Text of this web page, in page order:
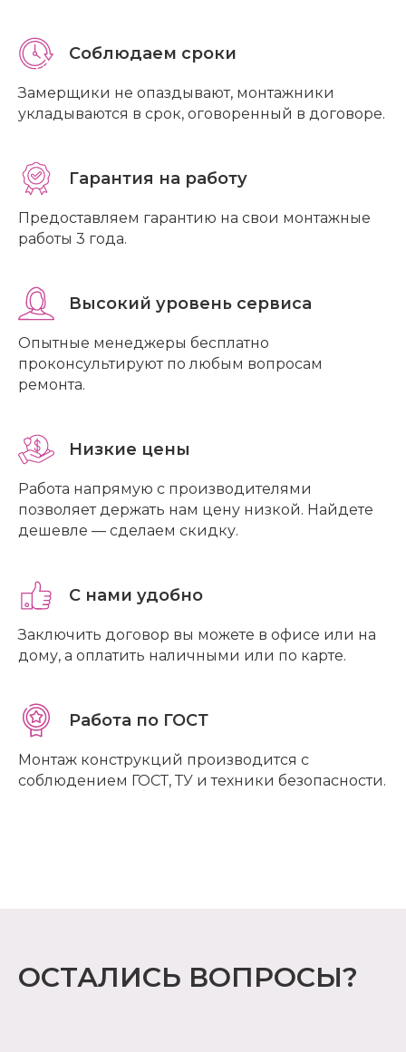
Соблюдаем сроки
Замерщики не опаздывают, монтажники
укладываются в срок, оговоренный в договоре.
Гарантия на работу
Предоставляем гарантию на свои монтажные
работы 3 года.
Высокий уровень сервиса
Опытные менеджеры бесплатно
проконсультируют по любым вопросам
ремонта.
Низкие цены
Работа напрямую с производителями
позволяет держать нам цену низкой. Найдете
дешевле — сделаем скидку.
С нами удобно
Заключить договор вы можете в офисе или на
дому, а оплатить наличными или по карте.
Работа по ГОСТ
Монтаж конструкций производится с
соблюдением ГОСТ, ТУ и техники безопасности.
ОСТАЛИСЬ ВОПРОСЫ?